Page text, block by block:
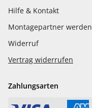
Hilfe & Kontakt
Montagepartner werden
Widerruf
Vertrag widerrufen
Zahlungsarten